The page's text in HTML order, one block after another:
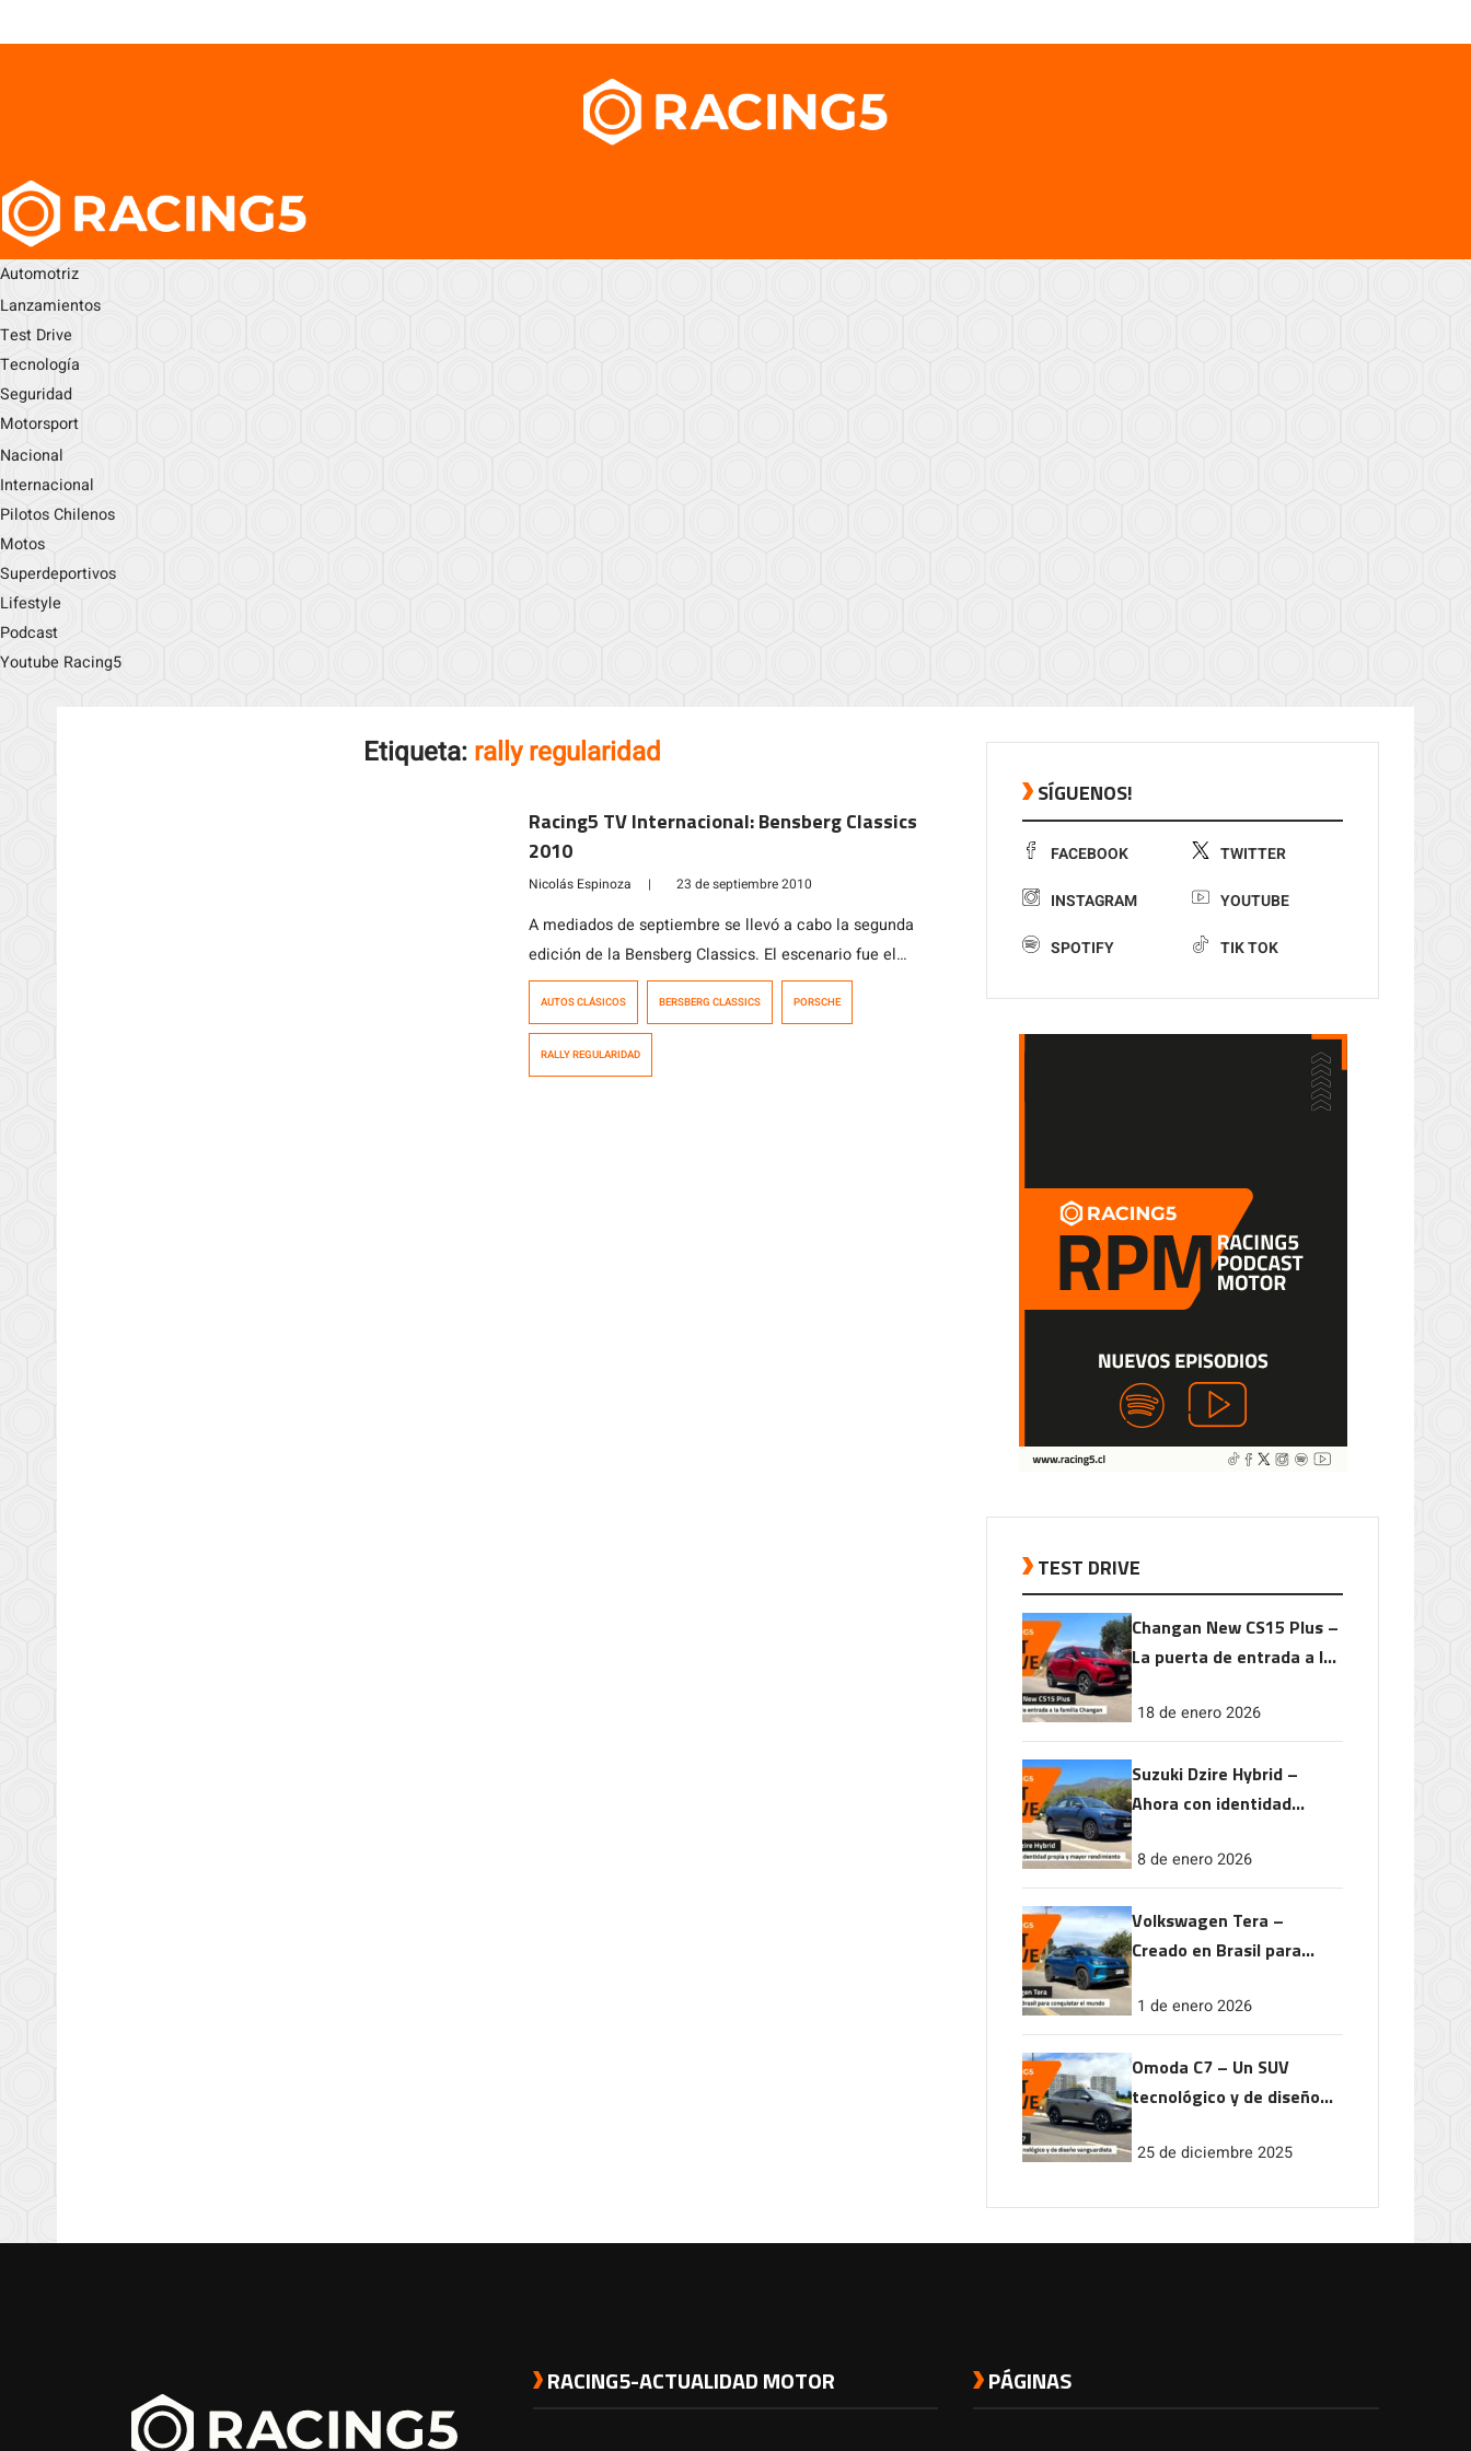
Automotriz
Lanzamientos
Test Drive
Tecnología
Seguridad
Motorsport
Nacional
Internacional
Pilotos Chilenos
Motos
Superdeportivos
Lifestyle
Podcast
Youtube Racing5
Etiqueta: rally regularidad
Racing5 TV Internacional: Bensberg Classics
2010
Nicolás Espinoza | 23 de septiembre 2010
A mediados de septiembre se llevó a cabo la segunda
edición de la Bensberg Classics. El escenario fue el
Schloss Bensberg en la ciudad de Bergisches Gladbach
como el 904 Carrera GTS. Todo un espectáculo para los
AUTOS CLÁSICOS BERSBERG CLASSICS PORSCHE
RALLY REGULARIDAD
SÍGUENOS!
FACEBOOK TWITTER
INSTAGRAM YOUTUBE
SPOTIFY TIK TOK
TEST DRIVE
Changan New CS15 Plus –
La puerta de entrada a la
18 de enero 2026
Suzuki Dzire Hybrid –
Ahora con identidad
rendimiento
8 de enero 2026
Volkswagen Tera –
Creado en Brasil para
1 de enero 2026
Omoda C7 – Un SUV
tecnológico y de diseño
25 de diciembre 2025
RACING5-ACTUALIDAD MOTOR PÁGINAS